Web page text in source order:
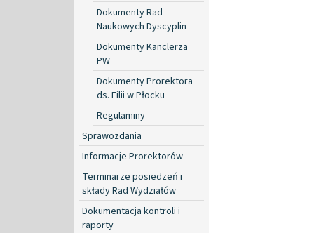
Dokumenty Rad
Naukowych Dyscyplin
Dokumenty Kanclerza
PW
Dokumenty Prorektora
ds. Filii w Płocku
Regulaminy
Sprawozdania
Informacje Prorektorów
Terminarze posiedzeń i
składy Rad Wydziałów
Dokumentacja kontroli i
raporty